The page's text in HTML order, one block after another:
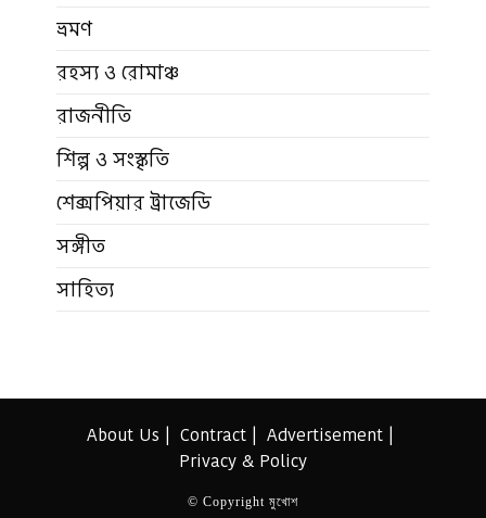
ভ্রমণ
রহস্য ও রোমাঞ্চ
রাজনীতি
শিল্প ও সংস্কৃতি
শেক্সপিয়ার ট্রাজেডি
সঙ্গীত
সাহিত্য
About Us Contract
Advertisement
Privacy & Policy
© Copyright মুখোশ